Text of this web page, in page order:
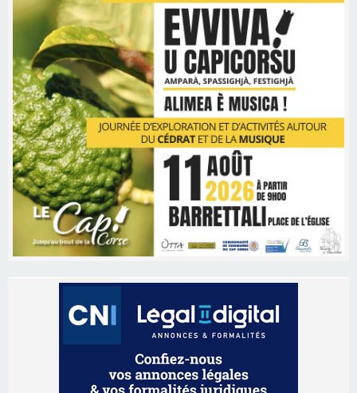
Les brèves
Biguglia : messe de la Sainte-Marie et